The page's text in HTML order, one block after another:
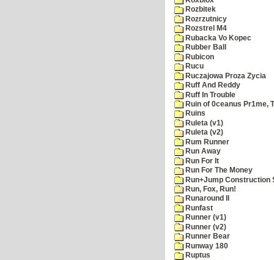
Rozbitek
Rozrzutnicy
Rozstrel M4
Rubacka Vo Kopec
Rubber Ball
Rubicon
Rucu
Ruczajowa Proza Zycia
Ruff And Reddy
Ruff In Trouble
Ruin of 0ceanus Pr1me,
Ruins
Ruleta (v1)
Ruleta (v2)
Rum Runner
Run Away
Run For It
Run For The Money
Run+Jump Construction
Run, Fox, Run!
Runaround II
Runfast
Runner (v1)
Runner (v2)
Runner Bear
Runway 180
Ruptus